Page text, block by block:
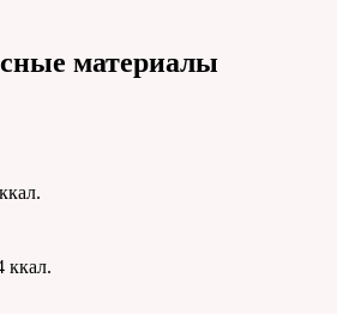
материалы
ккал.